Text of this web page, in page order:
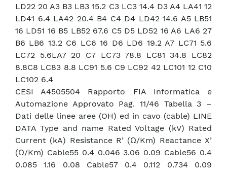
LD22 20 A3 B3 LB3 15.2 C3 LC3 14.4 D3 A4 LA41 12
LD41 6.4 LA42 20.4 B4 C4 D4 LD42 14.6 A5 LB51
16 LD51 16 B5 LB52 67.6 C5 D5 LD52 16 A6 LA6 27
B6 LB6 13.2 C6 LC6 16 D6 LD6 19.2 A7 LC71 5.6
LC72 5.6LA7 20 C7 LC73 78.8 LC81 34.8 LC82
8.8C8 LC83 8.8 LC91 5.6 C9 LC92 42 LC101 12 C10
LC102 6.4
CESI A4505504 Rapporto FIA Informatica e
Automazione Approvato Pag. 11/46 Tabella 3 –
Dati delle linee aree (OH) ed in cavo (cable) LINE
DATA Type and name Rated Voltage (kV) Rated
Current (kA) Resistance R’ (Ω/Km) Reactance X’
(Ω/Km) Cable55 0.4 0.046 3.06 0.09 Cable56 0.4
0.085 1.16 0.08 Cable57 0.4 0.112 0.734 0.09